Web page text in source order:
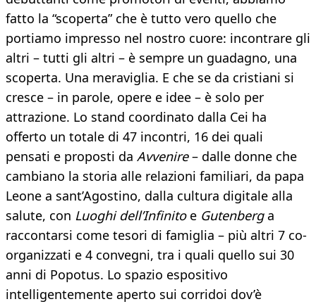
fatto la “scoperta” che è tutto vero quello che
portiamo impresso nel nostro cuore: incontrare gli
altri – tutti gli altri – è sempre un guadagno, una
scoperta. Una meraviglia. E che se da cristiani si
cresce – in parole, opere e idee – è solo per
attrazione. Lo stand coordinato dalla Cei ha
offerto un totale di 47 incontri, 16 dei quali
pensati e proposti da Avvenire– dalle donne che
cambiano la storia alle relazioni familiari, da papa
Leone a sant’Agostino, dalla cultura digitale alla
salute, con Luoghi dell’Infinitoe Gutenberga
raccontarsi come tesori di famiglia – più altri 7 co-
organizzati e 4 convegni, tra i quali quello sui 30
anni di Popotus. Lo spazio espositivo
intelligentemente aperto sui corridoi dov’è